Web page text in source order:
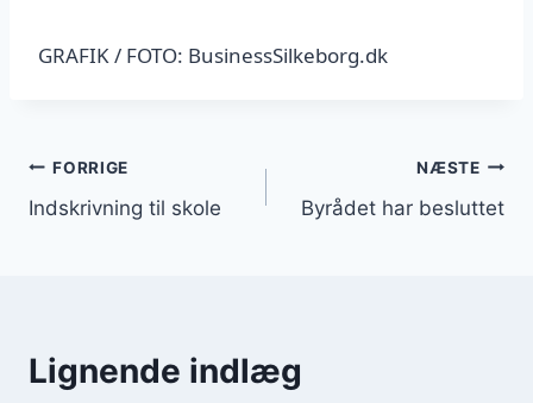
GRAFIK / FOTO: BusinessSilkeborg.dk
Indlægsnavigation
FORRIGE
Indskrivning til skole
NÆSTE
Byrådet har besluttet
Lignende indlæg